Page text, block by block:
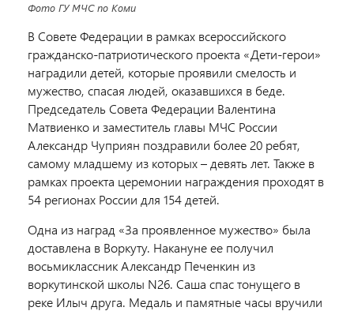
Фото ГУ МЧС по Коми
В Совете Федерации в рамках всероссийского
гражданско-патриотического проекта «Дети-герои»
наградили детей, которые проявили смелость и
мужество, спасая людей, оказавшихся в беде.
Председатель Совета Федерации Валентина
Матвиенко и заместитель главы МЧС России
Александр Чуприян поздравили более 20 ребят,
самому младшему из которых – девять лет. Также в
рамках проекта церемонии награждения проходят в
54 регионах России для 154 детей.
Одна из наград «За проявленное мужество» была
доставлена в Воркуту. Накануне ее получил
восьмиклассник Александр Печенкин из
воркутинской школы N26. Саша спас тонущего в
реке Илыч друга. Медаль и памятные часы вручили